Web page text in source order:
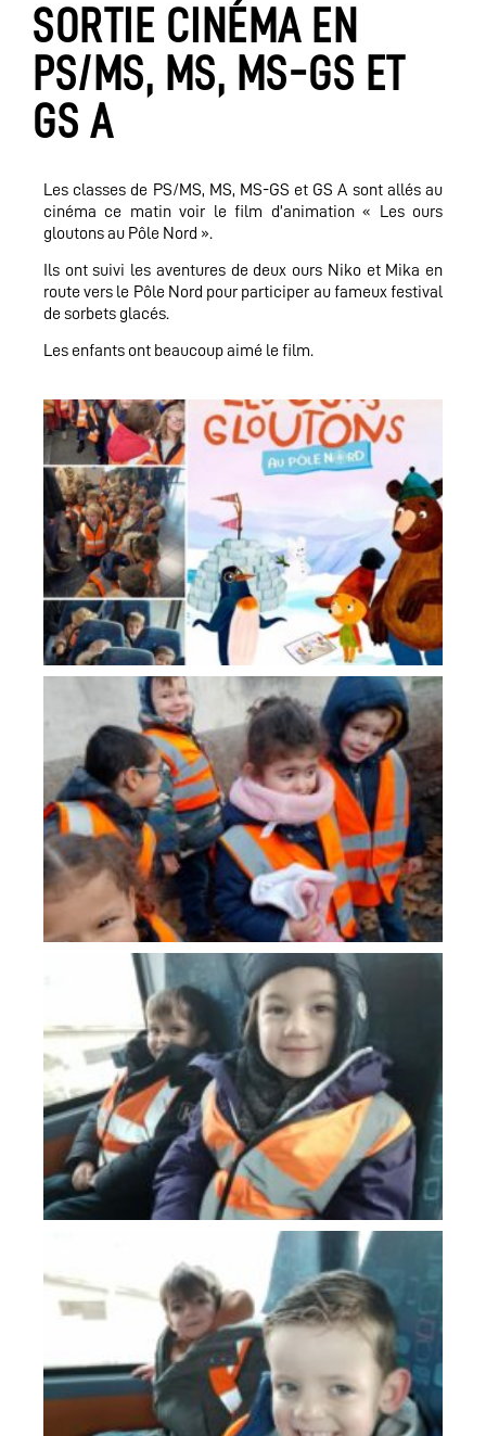
SORTIE CINÉMA EN
PS/MS, MS, MS-GS ET
GS A
Les classes de PS/MS, MS, MS-GS et GS A sont allés au
cinéma ce matin voir le film d’animation « Les ours
gloutons au Pôle Nord ».
Ils ont suivi les aventures de deux ours Niko et Mika en
route vers le Pôle Nord pour participer au fameux festival
de sorbets glacés.
Les enfants ont beaucoup aimé le film.